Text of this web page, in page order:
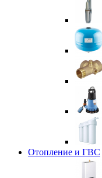
Отопление и ГВС